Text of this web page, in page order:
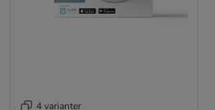
4 varianter